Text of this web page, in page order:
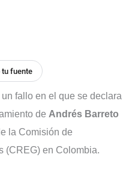
tu fuente
fallo en el que se declara
de Andrés Barreto
la Comisión de
(CREG) en Colombia.